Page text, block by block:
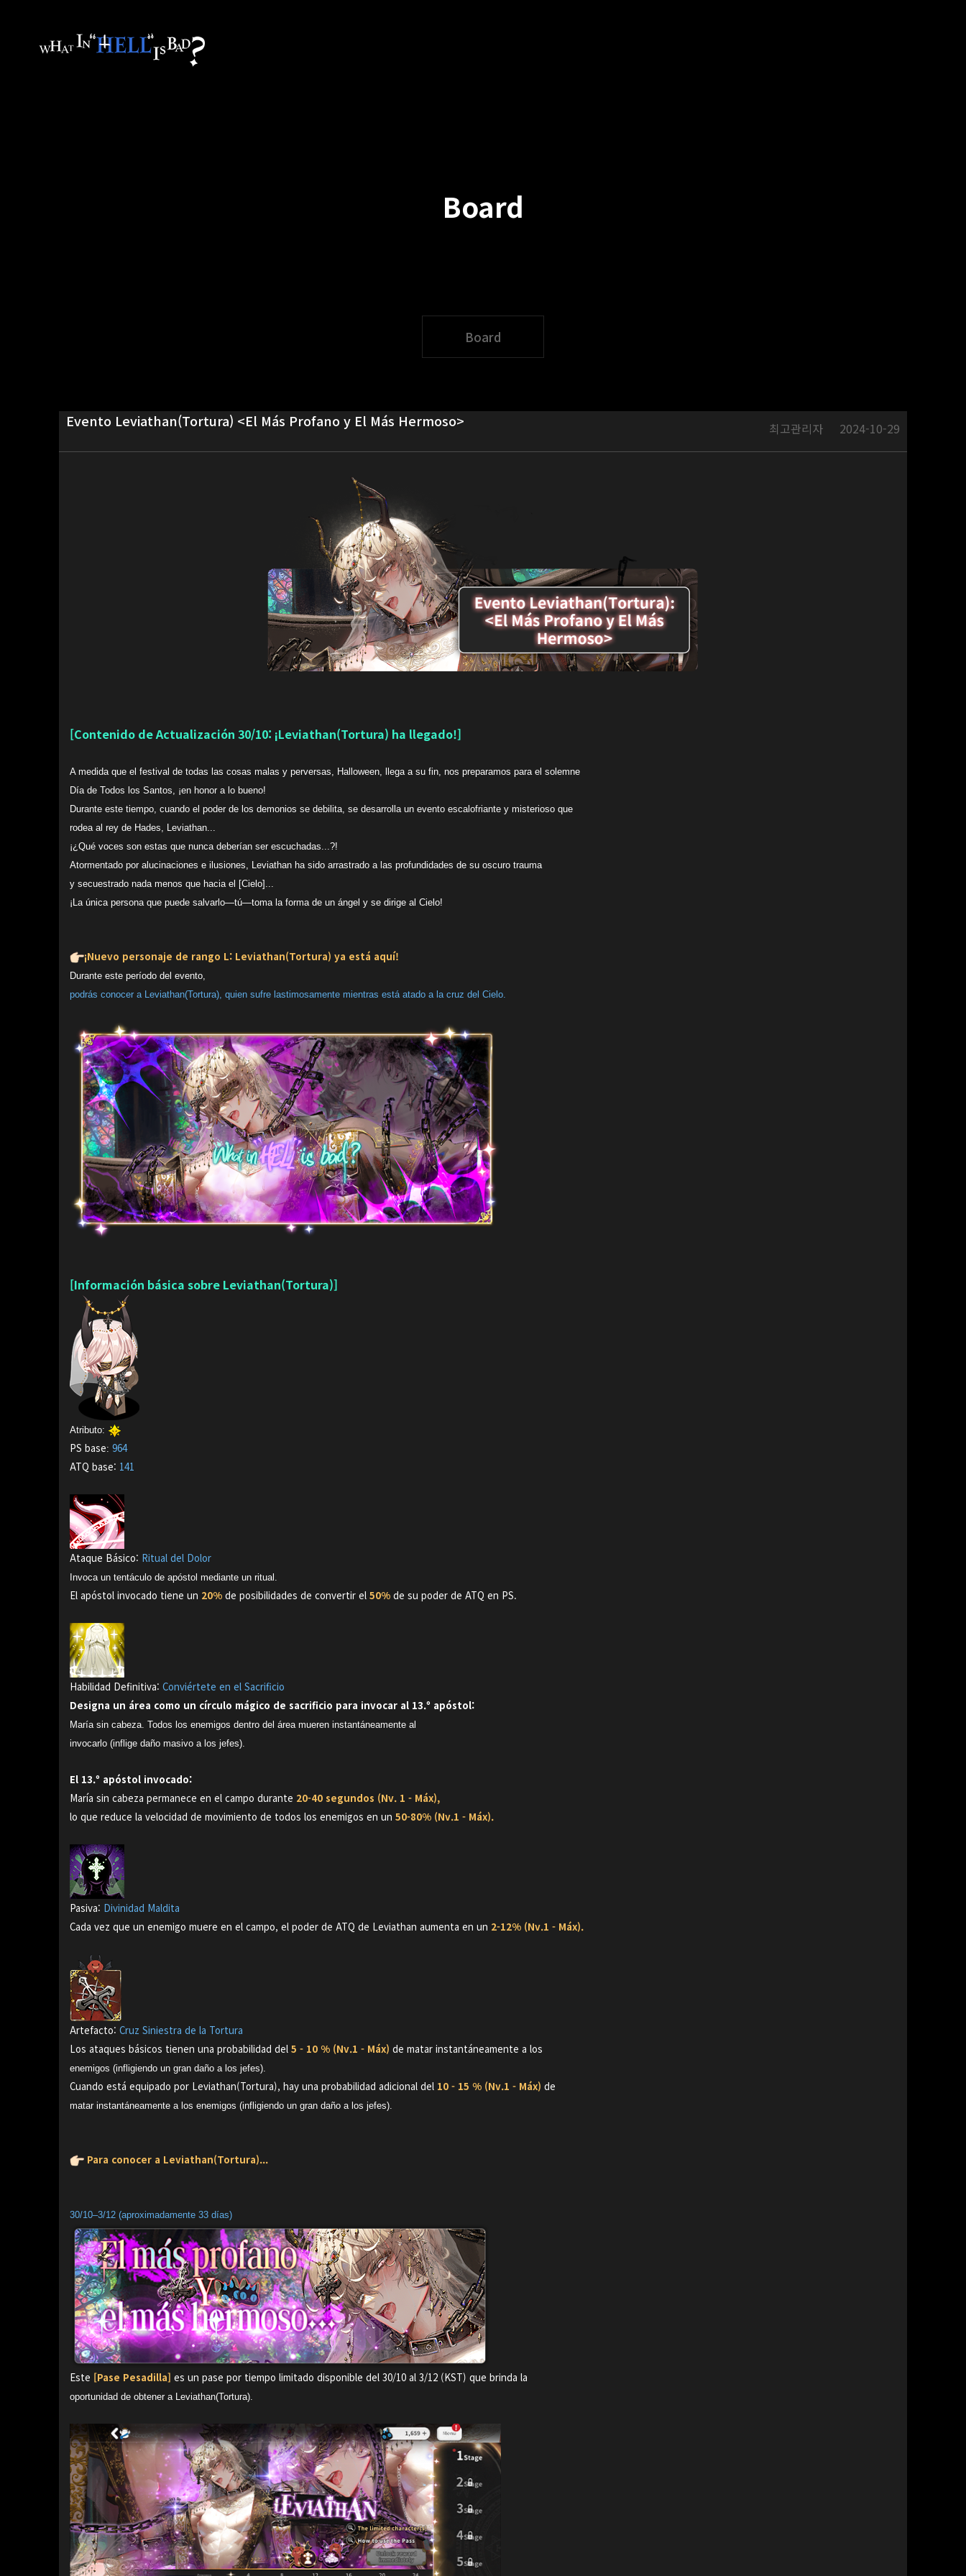
Board
Board
Evento Leviathan(Tortura) <El Más Profano y El Más Hermoso> 최고관리자 2024-10-29
[Contenido de Actualización 30/10: ¡Leviathan(Tortura) ha llegado!]
A medida que el festival de todas las cosas malas y perversas, Halloween, llega a su fin, nos preparamos para el solemne
Día de Todos los Santos, ¡en honor a lo bueno!
Durante este tiempo, cuando el poder de los demonios se debilita, se desarrolla un evento escalofriante y misterioso que
rodea al rey de Hades, Leviathan...
¡¿Qué voces son estas que nunca deberían ser escuchadas...?!
Atormentado por alucinaciones e ilusiones, Leviathan ha sido arrastrado a las profundidades de su oscuro trauma
y secuestrado nada menos que hacia el [Cielo]...
¡La única persona que puede salvarlo—tú—toma la forma de un ángel y se dirige al Cielo!
¡Nuevo personaje de rango L: Leviathan(Tortura) ya está aquí!
Durante este período del evento,
podrás conocer a Leviathan(Tortura), quien sufre lastimosamente mientras está atado a la cruz del Cielo.
[Información básica sobre Leviathan(Tortura)]
Atributo:
PS base:964
ATQ base: 141
Ataque Básico: Ritual del Dolor
Invoca un tentáculo de apóstol mediante un ritual.
El apóstol invocado tiene un 20% de posibilidades de convertir el 50% de su poder de ATQ en PS.
Habilidad Definitiva: Conviértete en el Sacrificio
Designa un área como un círculo mágico de sacrificio para invocar al 13.º apóstol:
María sin cabeza.Todos los enemigos dentro del área mueren instantáneamente al
invocarlo (inflige daño masivo a los jefes).
El 13.º apóstol invocado:
María sin cabeza permanece en el campo durante 20-40 segundos (Nv. 1 - Máx),
lo que reduce la velocidad de movimiento de todos los enemigos en un 50-80% (Nv.1 - Máx).
Pasiva: Divinidad Maldita
Cada vez que un enemigo muere en el campo, el poder de ATQ de Leviathan aumenta en un 2-12% (Nv.1 - Máx).
Artefacto: Cruz Siniestra de la Tortura
Los ataques básicos tienen una probabilidad del5 - 10 % (Nv.1 - Máx) de matar instantáneamente a los
enemigos (infligiendo un gran daño a los jefes).
Cuando está equipado por Leviathan(Tortura), hay una probabilidad adicional del 10 - 15 % (Nv.1 - Máx) de
matar instantáneamente a los enemigos (infligiendo un gran daño a los jefes).
Para conocer a Leviathan(Tortura)...
30/10–3/12 (aproximadamente 33 días)
Este [Pase Pesadilla] es un pase por tiempo limitado disponible del 30/10 al 3/12 (KST) que brinda la
oportunidad de obtener a Leviathan(Tortura).